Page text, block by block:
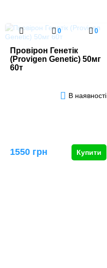
0 0
Провірон Генетік
(Provigen Genetic) 50мг
60т
В наявності
1550 грн Купити